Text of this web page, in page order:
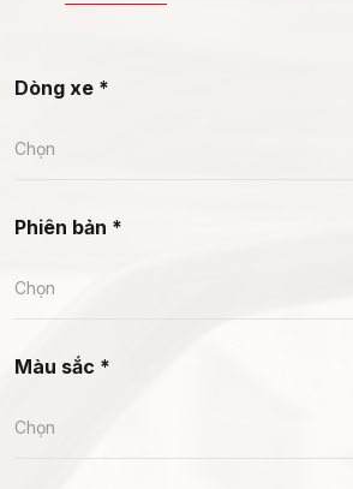
Dòng xe *
Chọn
Phiên bản *
Chọn
Màu sắc *
Chọn